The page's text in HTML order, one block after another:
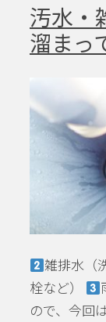
汚水・
溜まっ
雑排水（
栓など）
ので、今回